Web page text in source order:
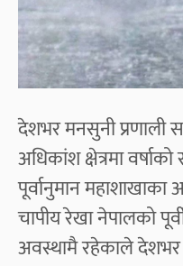
देशभर मनसुनी प्रणाली
अधिकांश क्षेत्रमा
पूर्वानुमान
चापीय रेखा नेपालको
अवस्थामै रहेकाले देशभर